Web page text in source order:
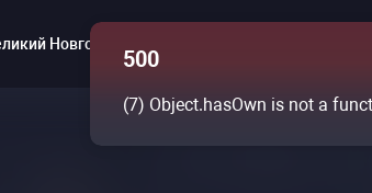
Новгород
500
(7) Object.hasOwn is not a